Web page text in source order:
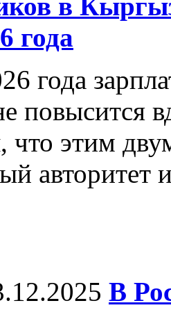
в
года
года
повысится
что этим
В